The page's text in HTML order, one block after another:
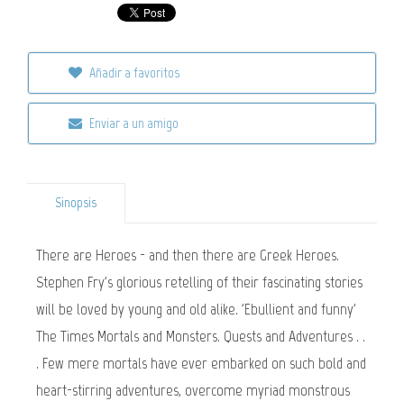
Añadir a favoritos
Enviar a un amigo
Sinopsis
There are Heroes - and then there are Greek Heroes.
Stephen Fry's glorious retelling of their fascinating stories
will be loved by young and old alike. 'Ebullient and funny'
The Times Mortals and Monsters. Quests and Adventures . .
. Few mere mortals have ever embarked on such bold and
heart-stirring adventures, overcome myriad monstrous